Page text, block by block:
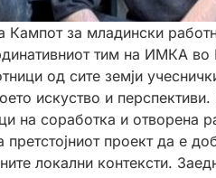
за младински
тим на ИМКА
од сите земји
искуство и
на соработка и
претстојниот проект да е
локални контексти.